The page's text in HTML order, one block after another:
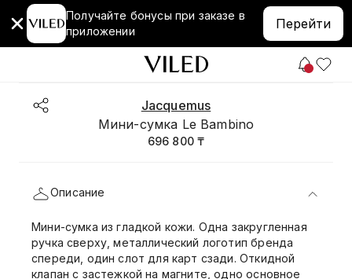
Получайте бонусы при заказе в
приложении
Перейти
Jacquemus
Мини-сумка Le Bambino
696 800 ₸
Описание
Мини-сумка из гладкой кожи. Одна закругленная
ручка сверху, металлический логотип бренда
спереди, один слот для карт сзади. Откидной
клапан с застежкой на магните, одно основное